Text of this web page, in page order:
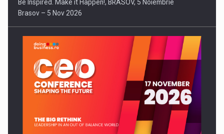
Be Inspired. Make it Happen!, BRASOV, 5 Noiembrie
Brasov – 5 Nov 2026